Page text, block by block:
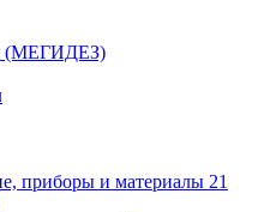
(МЕГИДЕЗ)
приборы и материалы 21